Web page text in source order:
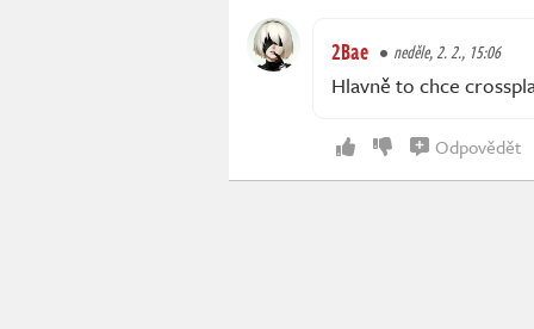
2Bae neděle, 2. 2., 15:06
Hlavně to chce
Odpovědět